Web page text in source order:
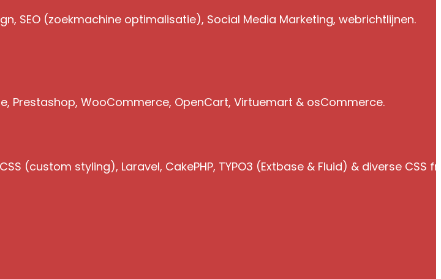
SEO (zoekmachine optimalisatie), Social Media Marketing, webrichtlijnen.
Prestashop, WooCommerce, OpenCart, Virtuemart & osCommerce.
(custom styling), Laravel, CakePHP, TYPO3 (Extbase & Fluid) & diverse